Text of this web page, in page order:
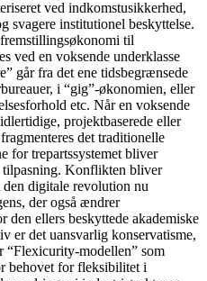
ved indkomstusikkerhed,
svagere institutionel beskyttelse.
til
ved en voksende underklasse
går fra det ene tidsbegrænsede
i “gig”-økonomien, eller
etc. Når en voksende
projektbaserede eller
det traditionelle
for trepartssystemet bliver
Konflikten bliver
digitale revolution nu
der også ændrer
den ellers beskyttede akademiske
er det uansvarlig konservatisme,
“Flexicurity-modellen” som
behovet for fleksibilitet i